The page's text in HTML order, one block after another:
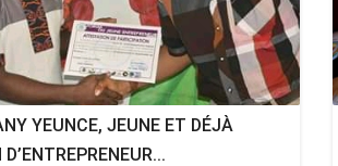
YEUNCE, JEUNE ET DÉJÀ